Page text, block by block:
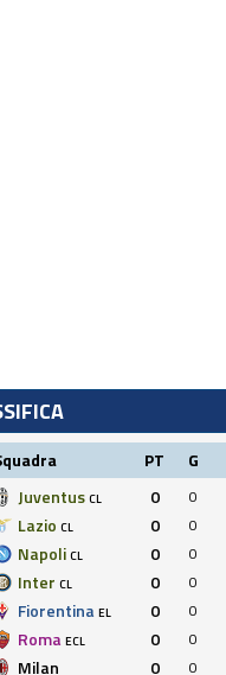
PT G
Juventus CL 0 0
Lazio CL 0 0
Napoli CL 0 0
Inter CL 0 0
Fiorentina EL 0 0
Roma ECL 0 0
Milan 0 0